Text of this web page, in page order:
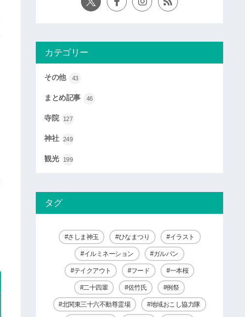
カテゴリー
その他 43
まとめ記事 46
寺院 127
神社 249
観光 199
タグ
さしま神玉 ひなまつり イラスト
イルミネーション ガルパン
テイクアウト フード 一本桜
二十四輩 佐竹氏 例祭
北関東三十六不動尊霊場 地域おこし協力隊